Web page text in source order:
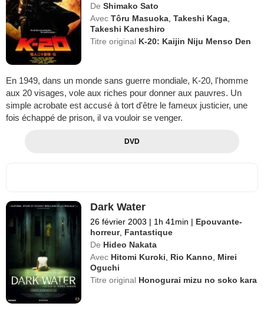
De Shimako Sato
Avec Tôru Masuoka ,Takeshi Kaga
Takeshi Kaneshiro
Titre original K-20: Kaijin Niju Menso Den
En 1949, dans un monde sans guerre mondiale, K-20, l'homme
aux 20 visages, vole aux riches pour donner aux pauvres. Un
simple acrobate est accusé à tort d'être le fameux justicier, une
fois échappé de prison, il va vouloir se venger.
DVD
Dark Water
26 février 2003 | 1h 41min | Epouvante-
horreur, Fantastique
De Hideo Nakata
Avec Hitomi Kuroki Rio Kanno
Mirei
Oguchi
Titre original Honogurai mizu no soko kara